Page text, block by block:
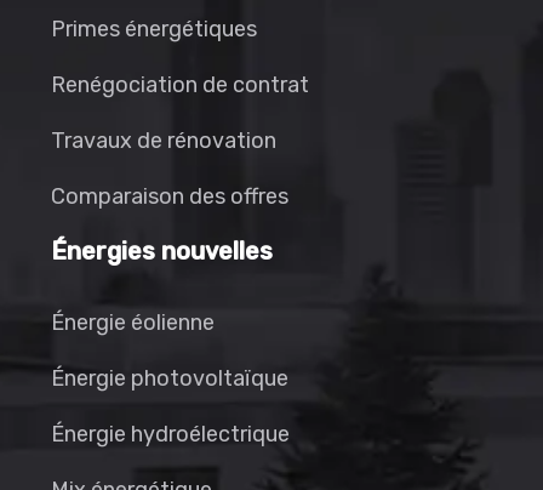
Primes énergétiques
Renégociation de contrat
Travaux de rénovation
Comparaison des offres
Énergies nouvelles
Énergie éolienne
Énergie photovoltaïque
Énergie hydroélectrique